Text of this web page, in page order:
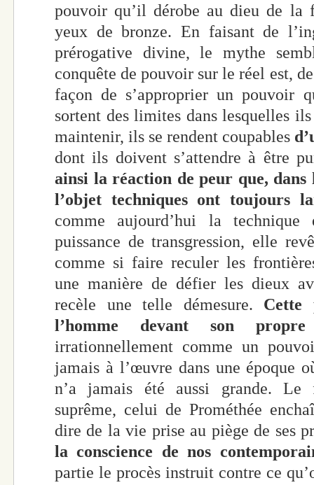
pouvoir qu’il dérobe au dieu de la
yeux de bronze. En faisant de
prérogative divine, le mythe
conquête de pouvoir sur le réel est,
façon de s’approprier un pouvoir
sortent des limites dans lesquelles
maintenir, ils se rendent coupables
dont ils doivent s’attendre à être
ainsi la réaction de peur que, dans
l’objet techniques ont toujours
comme aujourd’hui la
puissance de transgression, elle
comme si faire reculer les
une manière de défier les dieux
recèle une telle démesure. Cette
l’homme devant son
irrationnellement comme un
jamais à l’œuvre dans une époque
n’a jamais été aussi grande. Le
suprême, celui de Prométhée
dire de la vie prise au piège de ses
la conscience de nos
partie le procès instruit contre ce